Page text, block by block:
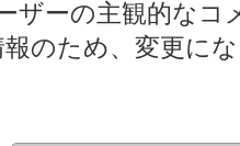
ザーの主観的なコ
のため、変更に